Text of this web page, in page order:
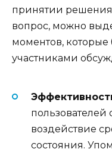
принятии решения
вопрос, можно
моментов,
участниками
пользователей
воздействие
состояния.